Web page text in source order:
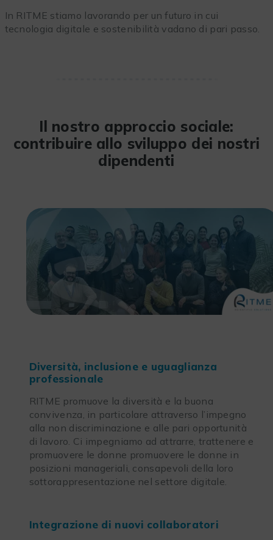
In RITME stiamo lavorando per un futuro in cui
tecnologia digitale e sostenibilità vadano di pari passo.
Il nostro approccio sociale:
contribuire allo sviluppo dei nostri
dipendenti
Diversità, inclusione e uguaglianza
professionale
RITME promuove la diversità e la buona
convivenza, in particolare attraverso l’impegno
alla non discriminazione e alle pari opportunità
di lavoro. Ci impegniamo ad attrarre, trattenere e
promuovere le donne promuovere le donne in
posizioni manageriali, consapevoli della loro
sottorappresentazione nel settore digitale.
Integrazione di nuovi collaboratori